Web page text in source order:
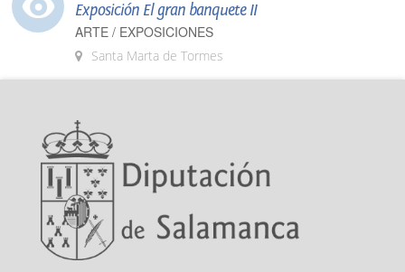
Exposición El gran banquete II
ARTE / EXPOSICIONES
Santa Marta de Tormes